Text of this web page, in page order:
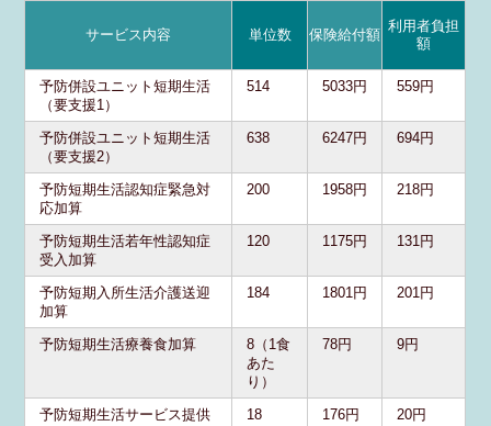
サービス内容 単位数 保険給付額
利用者負担
額
予防併設ユニット短期生活
（要支援1）
514 5033円 559円
予防併設ユニット短期生活
（要支援2）
638 6247円 694円
予防短期生活認知症緊急対
応加算
200 1958円 218円
予防短期生活若年性認知症
受入加算
120 1175円 131円
予防短期入所生活介護送迎
加算
184 1801円 201円
予防短期生活療養食加算
8（1食
あた
り）
78円 9円
予防短期生活サービス提供
18 176円 20円